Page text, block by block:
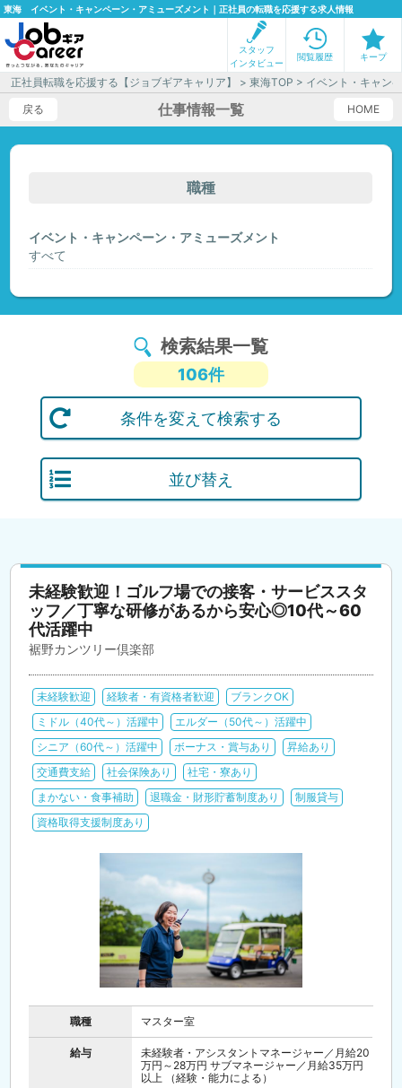
東海 イベント・キャンペーン・アミューズメント｜正社員の転職を応援する求人情報
スタッフ
インタビュー
閲覧履歴 キープ
正社員転職を応援する【ジョブギアキャリア】 >東海TOP > イベント・キャン
戻る
HOME
仕事情報一覧
職種
イベント・キャンペーン・アミューズメント
すべて
検索結果一覧
106件
条件を変えて検索する
並び替え
未経験歓迎！ゴルフ場での接客・サービススタ
ッフ／丁寧な研修があるから安心◎10代～60
代活躍中
裾野カンツリー倶楽部
未経験歓迎 経験者・有資格者歓迎
ブランクOK
ミドル（40代～）活躍中
エルダー（50代～）活躍中
シニア（60代～）活躍中
ボーナス・賞与あり
昇給あり
交通費支給
社会保険あり
社宅・寮あり
まかない・食事補助
退職金・財形貯蓄制度あり
制服貸与
資格取得支援制度あり
職種 マスター室
給与
未経験者・アシスタントマネージャー／月給20
万円～28万円 サブマネージャー／月給35万円
以上 （経験・能力による）